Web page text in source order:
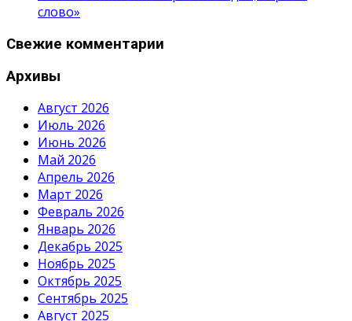
слово»
Свежие комментарии
Архивы
Август 2026
Июль 2026
Июнь 2026
Май 2026
Апрель 2026
Март 2026
Февраль 2026
Январь 2026
Декабрь 2025
Ноябрь 2025
Октябрь 2025
Сентябрь 2025
Август 2025